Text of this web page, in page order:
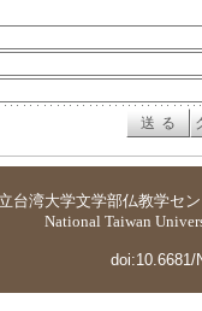
台湾大学文学部仏教学セ
National Taiwan
doi:10.6681/